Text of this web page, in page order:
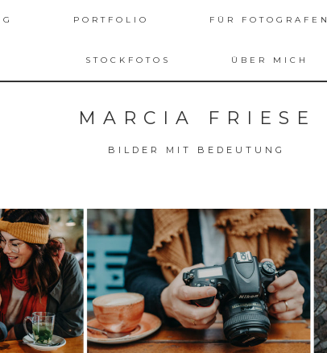
PORTFOLIO FÜR FOTOGRAFEN
STOCKFOTOS ÜBER MICH
MARCIA FRIESE
BILDER MIT BEDEUTUNG